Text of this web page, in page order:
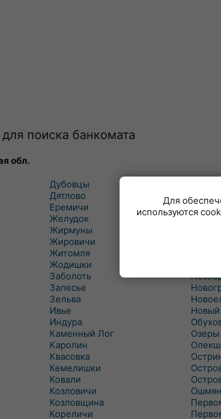
поиска банкомата
обл.
Дубовцы
Дятлово
Еремичи
Желудок
Жирмуны
Жировичи
Житомля
Жодишки
Заболоть
Залесье
Зельва
Ивье
Индура
Каменный Лог
Каролин
Квасовка
Кемелишки
Ковали
Козловичи
Козловщина
Кореличи
Мир
Озеры
Для
используются